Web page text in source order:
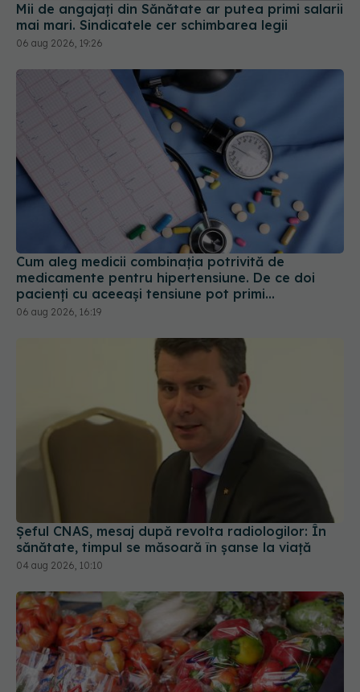
Cum aleg medicii combinația potrivită de
medicamente pentru hipertensiune. De ce doi
pacienți cu aceeași tensiune pot primi
tratamente diferite
06 aug 2026, 16:19
Șeful CNAS, mesaj după revolta radiologilor: În
sănătate, timpul se măsoară în șanse la viață